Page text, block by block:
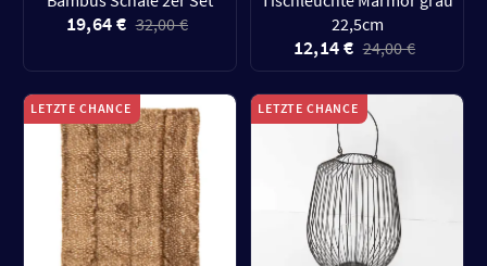
19,64 € 32,00 €
22,5cm
12,14 € 24,00 €
LETZTE CHANCE LETZTE CHANCE